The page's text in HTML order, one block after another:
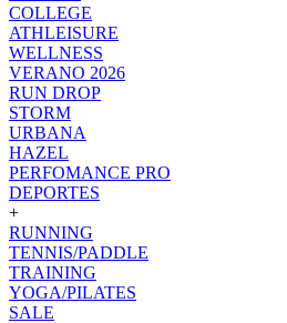
COLLEGE
ATHLEISURE
WELLNESS
VERANO 2026
RUN DROP
STORM
URBANA
HAZEL
PERFOMANCE PRO
DEPORTES
+
RUNNING
TENNIS/PADDLE
TRAINING
YOGA/PILATES
SALE